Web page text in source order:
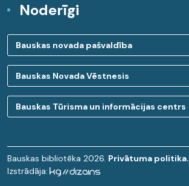
Noderīgi
Bauskas novada pašvaldība
Bauskas Novada Vēstnesis
Bauskas Tūrisma un informācijas centrs
Bauskas bibliotēka 2026. Privātuma politika.
Izstrādāja: